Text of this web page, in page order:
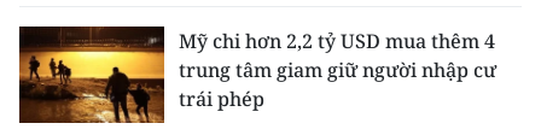
Duyên hải Nam Trung Bộ và Tây
Nguyên
Mỹ chi hơn 2,2 tỷ USD mua thêm 4
trung tâm giam giữ người nhập cư
trái phép